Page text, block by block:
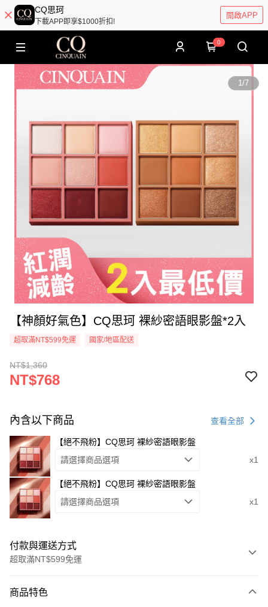
CQ思珂
下載APP即享$1000折扣!
開啟APP
0
1/7
【神顏好氣色】CQ思珂 裸紗密語眼影盤*2入
超取滿NT$599免運 國家/地區配送
NT$1,360
NT$768
內含以下商品 查看全部
【絕不飛粉】CQ思珂 裸紗密語眼影盤
請選擇商品選項
x1
【絕不飛粉】CQ思珂 裸紗密語眼影盤
請選擇商品選項
x1
付款與運送方式
超取滿NT$599免運
信用卡一次付款
商品特色